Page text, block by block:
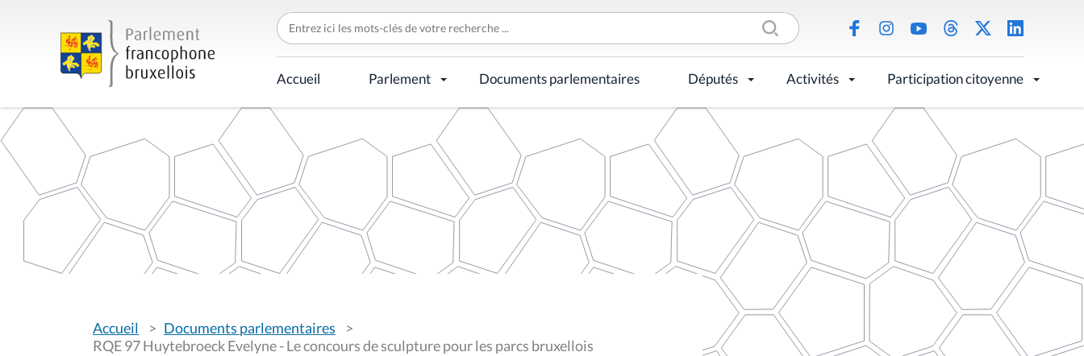
C
h
e
r
c
h
r
p
Accueil Parlement Documents parlementaires Députés Activités Participation citoyenne
o
u
Accueil
Documents parlementaires
RQE 97 Huytebroeck Evelyne - Le concours de sculpture pour les parcs bruxellois